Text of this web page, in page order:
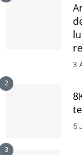
3
2
5
3